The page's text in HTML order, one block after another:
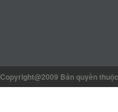
Copyright@2009 Bản quyền